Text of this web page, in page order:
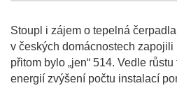
Stoupl i zájem o tepelná
v českých domácnostech zapojili
přitom bylo „jen“ 514. Vedle
energií zvýšení počtu instalací